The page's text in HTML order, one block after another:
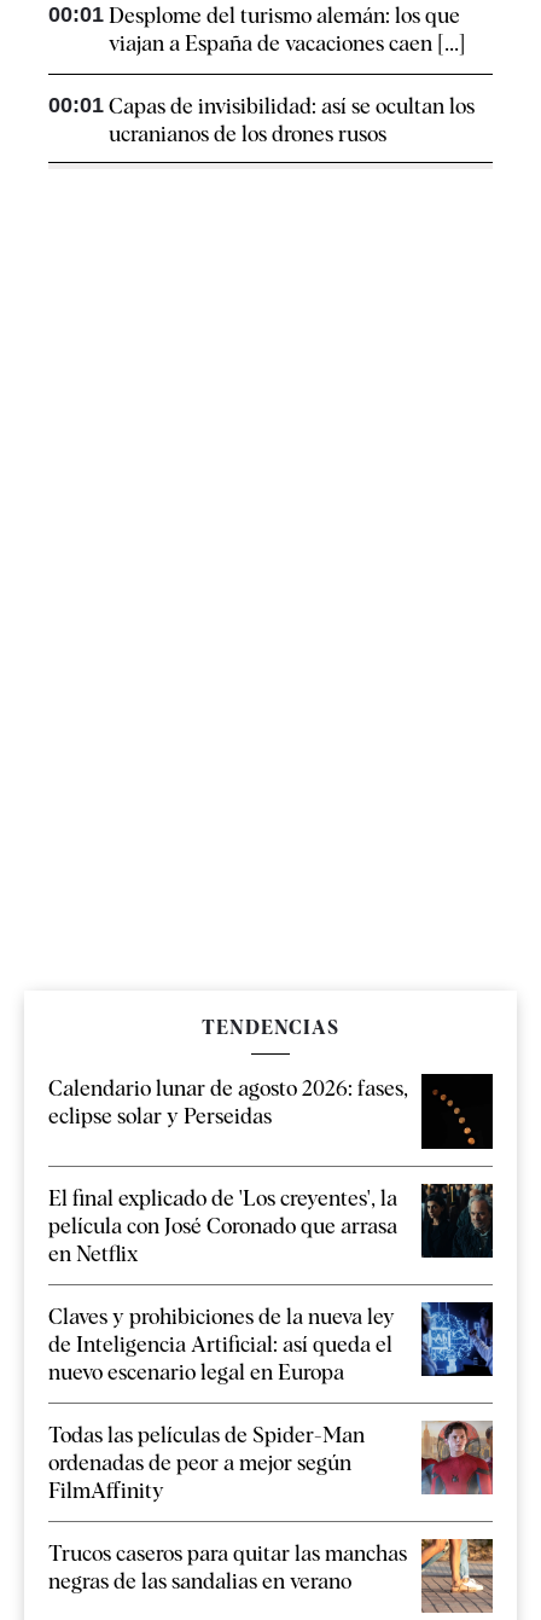
00:01 Desplome del turismo alemán: los que
viajan a España de vacaciones caen [...]
00:01 Capas de invisibilidad: así se ocultan los
ucranianos de los drones rusos
TENDENCIAS
Calendario lunar de agosto 2026: fases,
eclipse solar y Perseidas
El final explicado de 'Los creyentes', la
película con José Coronado que arrasa
en Netflix
Claves y prohibiciones de la nueva ley
de Inteligencia Artificial: así queda el
nuevo escenario legal en Europa
Todas las películas de Spider-Man
ordenadas de peor a mejor según
FilmAffinity
Trucos caseros para quitar las manchas
negras de las sandalias en verano